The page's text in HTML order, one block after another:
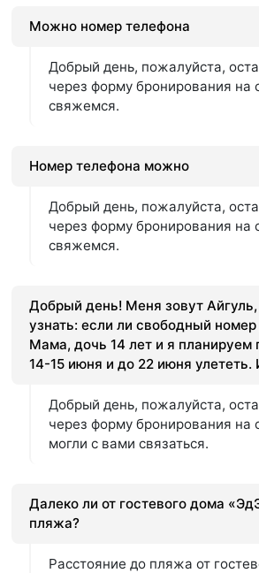
Можно номер телефона
Добрый день, пожалуйста,
через форму бронирования на
свяжемся.
Номер телефона можно
Добрый день, пожалуйста,
через форму бронирования на
свяжемся.
Добрый день! Меня зовут
узнать: если ли свободный
Мама, дочь 14 лет и я планируем
14-15 июня и до 22 июня улететь.
Добрый день, пожалуйста,
через форму бронирования на
могли с вами связаться.
Далеко ли от гостевого дома
пляжа?
Расстояние до пляжа от